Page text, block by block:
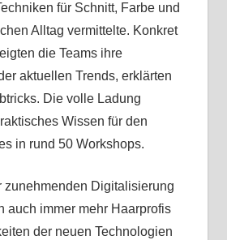
für Schnitt, Farbe und
Alltag vermittelte. Konkret
die Teams ihre
aktuellen Trends, erklärten
Die volle Ladung
Wissen für den
in rund 50 Workshops.
zunehmenden Digitalisierung
auch immer mehr Haarprofis
der neuen Technologien